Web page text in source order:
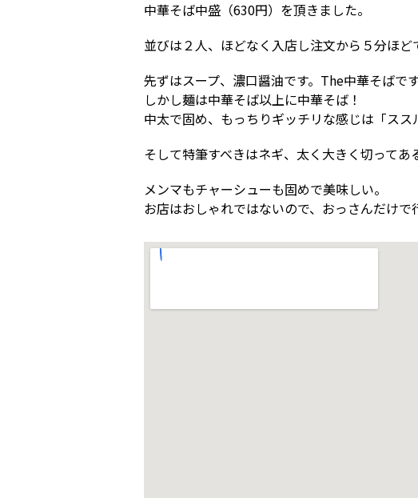
中華そば中盛（630円）を頂きました。
並びは２人、ほどなく入店し注文から５分ほど
先ずはスープ、濃口醤油です。The中華そばです
しかし麺は中華そば以上に中華そば！
中太で固め、もっちりギッチリな感じは「ス
そして特筆すべきはネギ、太く大きく切って
メンマもチャーシューも固めで美味しい。
お店はおしゃれではないので、おっさんだけで